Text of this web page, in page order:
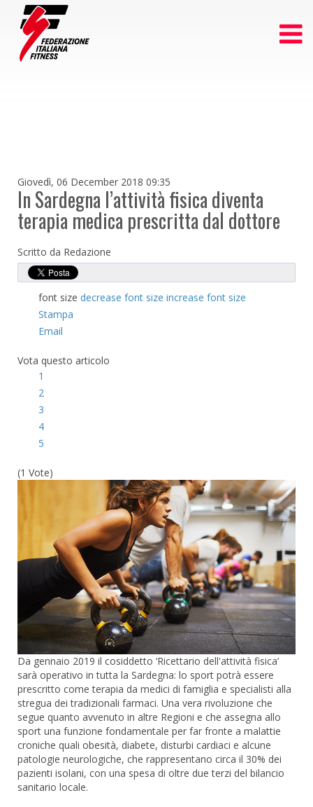
Giovedì, 06 December 2018 09:35
In Sardegna l’attività fisica diventa
terapia medica prescritta dal dottore
Scritto da Redazione
font size decrease font size increase font size
Stampa
Email
Vota questo articolo
1
2
3
4
5
(1 Vote)
Da gennaio 2019 il cosiddetto ‘Ricettario dell'attività fisica’
sarà operativo in tutta la Sardegna: lo sport potrà essere
prescritto come terapia da medici di famiglia e specialisti alla
stregua dei tradizionali farmaci. Una vera rivoluzione che
segue quanto avvenuto in altre Regioni e che assegna allo
sport una funzione fondamentale per far fronte a malattie
croniche quali obesità, diabete, disturbi cardiaci e alcune
patologie neurologiche, che rappresentano circa il 30% dei
pazienti isolani, con una spesa di oltre due terzi del bilancio
sanitario locale.